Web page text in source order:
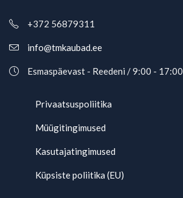
+372 56879311
info@tmkaubad.ee
Esmaspäevast - Reedeni / 9:00 - 17:00
Privaatsuspoliitika
Müügitingimused
Kasutajatingimused
Küpsiste poliitika (EU)